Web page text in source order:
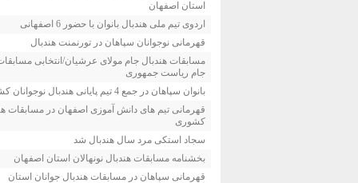
استان اصفهان
اردوی تیم ملی هندبال بانوان با حضور 6 اصفهانی
قهرمانی نوجوانان سپاهان در تورنمنت هندبال
مسابقات هندبال جام مولای عرشیان/انتخابی
جام ریاست جمهوری
بانوان سپاهان در جمع 4 تیم پایانی هندبال نوجوانان کشور
قهرمانی تیم های دانش آموزی اصفهان در مسابقات
کشوری
سجاد استکی مرد سال هندبال شد
بخشنامه مسابقات هندبال نونهالان استان اصفهان
قهرمانی سپاهان در مسابقات هندبال جوانان استان